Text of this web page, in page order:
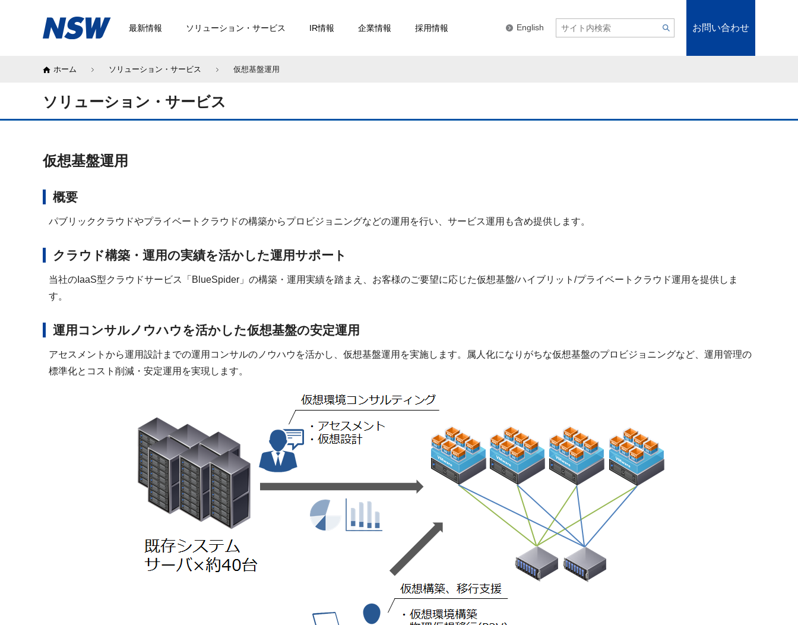
最新情報 ソリューション・サービス IR情報 企業情報 採用情報 English お問い合わせ
ホーム ソリューション・サービス 仮想基盤運用
ソリューション・サービス
仮想基盤運用
概要
パブリッククラウドやプライベートクラウドの構築からプロビジョニングなどの運用を行い、サービス運用も含め提供します。
クラウド構築・運用の実績を活かした運用サポート
当社のIaaS型クラウドサービス「BlueSpider」の構築・運用実績を踏まえ、お客様のご要望に応じた仮想基盤/ハイブリット/プライベートクラウド運用を提供しま
す。
運用コンサルノウハウを活かした仮想基盤の安定運用
アセスメントから運用設計までの運用コンサルのノウハウを活かし、仮想基盤運用を実施します。属人化になりがちな仮想基盤のプロビジョニングなど、運用管理の
標準化とコスト削減・安定運用を実現します。